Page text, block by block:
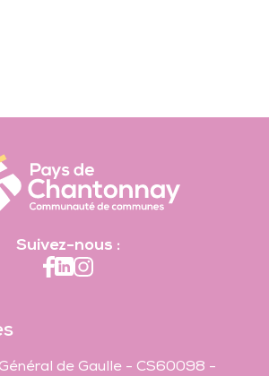
Suivez-nous :
de Gaulle - CS60098 -